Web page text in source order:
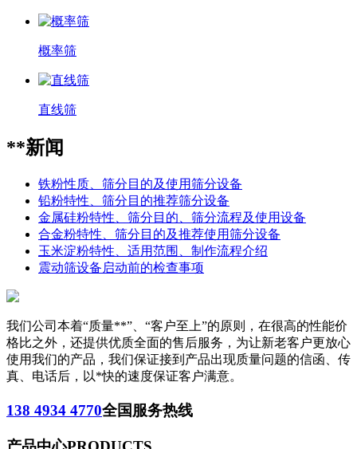
概率筛
直线筛
**新闻
铁粉性质、筛分目的及使用筛分设备
铅粉特性、筛分目的推荐筛分设备
金属硅粉特性、筛分目的、筛分流程及使用设备
合金粉特性、筛分目的及推荐使用筛分设备
玉米淀粉特性、适用范围、制作流程介绍
震动筛设备启动前的检查事项
我们公司本着“质量**”、“客户至上”的原则，在很高的性能价
格比之外，还提供优质全面的售后服务，为让新老客户更放心
使用我们的产品，我们保证接到产品出现质量问题的信函、传
真、电话后，以*快的速度保证客户满意。
138 4934 4770全国服务热线